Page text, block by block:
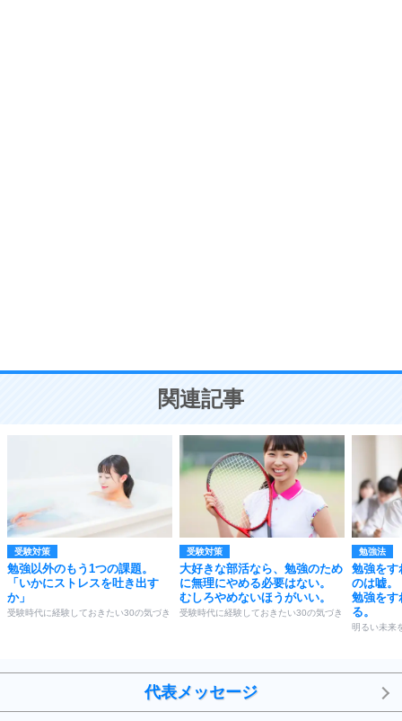
ことが大切。
関連記事
受験対策
勉強以外のもう1つの課題。
「いかにストレスを吐き出す
か」
受験時代に経験しておきたい30の気づき
受験対策
大好きな部活なら、勉強のため
に無理にやめる必要はない。
むしろやめないほうがいい。
受験時代に経験しておきたい30の気づき
勉強法
勉強をす
のは嘘。
勉強をす
る。
明るい未来
代表メッセージ